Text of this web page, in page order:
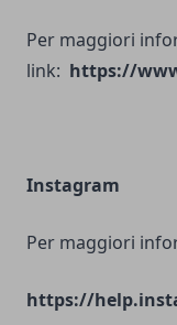
Per maggiori
link: https://
Instagram
Per maggiori
https://